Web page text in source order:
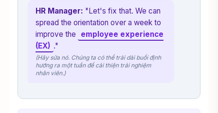
HR Manager: "Let's fix that. We can
spread the orientation over a week to
improve the
employee experience
(EX) ."
(Hãy sửa nó. Chúng ta có thể trải dài buổi định
hướng ra một tuần để cải thiện trải nghiệm
nhân viên.)